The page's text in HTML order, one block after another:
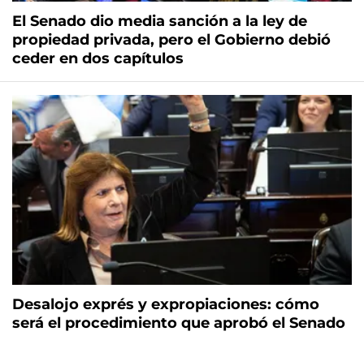
El Senado dio media sanción a la ley de
propiedad privada, pero el Gobierno debió
ceder en dos capítulos
Desalojo exprés y expropiaciones: cómo
será el procedimiento que aprobó el Senado